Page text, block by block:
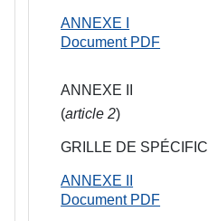
ANNEXE I
Document PDF
ANNEXE II
(article 2)
GRILLE DE
ANNEXE II
Document PDF